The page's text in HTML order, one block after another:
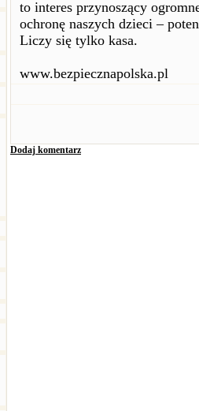
to interes przynoszący
ochronę naszych dzieci –
Liczy się tylko kasa.
www.bezpiecznapolska.pl
Dodaj komentarz